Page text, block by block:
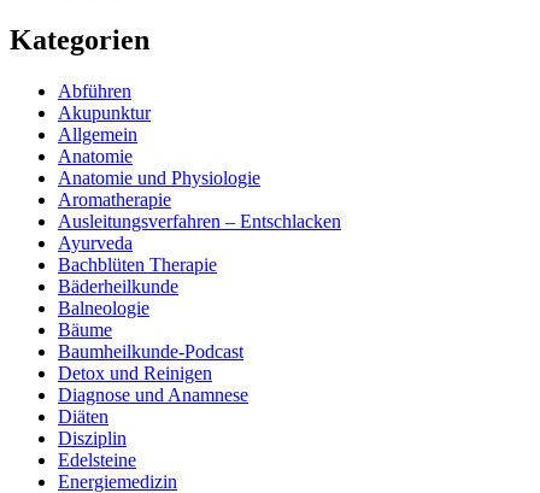
Kategorien
Abführen
Akupunktur
Allgemein
Anatomie
Anatomie und Physiologie
Aromatherapie
Ausleitungsverfahren – Entschlacken
Ayurveda
Bachblüten Therapie
Bäderheilkunde
Balneologie
Bäume
Baumheilkunde-Podcast
Detox und Reinigen
Diagnose und Anamnese
Diäten
Disziplin
Edelsteine
Energiemedizin